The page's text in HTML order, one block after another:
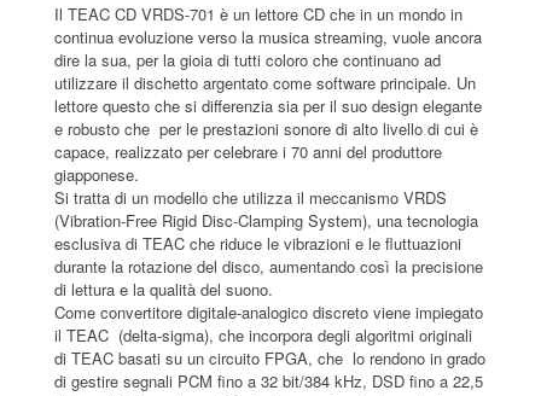
Il TEAC CD VRDS-701 è un lettore CD che in un mondo in
continua evoluzione verso la musica streaming, vuole ancora
dire la sua, per la gioia di tutti coloro che continuano ad
utilizzare il dischetto argentato come software principale. Un
lettore questo che si differenzia sia per il suo design elegante
e robusto che per le prestazioni sonore di alto livello di cui è
capace, realizzato per celebrare i 70 anni del produttore
giapponese.
Si tratta di un modello che utilizza il meccanismo VRDS
(Vibration-Free Rigid Disc-Clamping System), una tecnologia
esclusiva di TEAC che riduce le vibrazioni e le fluttuazioni
durante la rotazione del disco, aumentando così la precisione
di lettura e la qualità del suono.
Come convertitore digitale-analogico discreto viene impiegato
il TEAC (delta-sigma), che incorpora degli algoritmi originali
di TEAC basati su un circuito FPGA, che lo rendono in grado
di gestire segnali PCM fino a 32 bit/384 kHz, DSD fino a 22,5